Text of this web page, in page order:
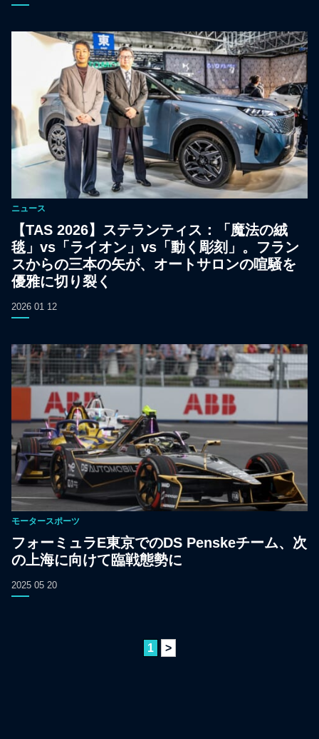
ニュース
【TAS 2026】ステランティス：「魔法の絨
毯」vs「ライオン」vs「動く彫刻」。フラン
スからの三本の矢が、オートサロンの喧騒を
優雅に切り裂く
2026 01 12
モータースポーツ
フォーミュラE東京でのDS Penskeチーム、次
の上海に向けて臨戦態勢に
2025 05 20
1 >